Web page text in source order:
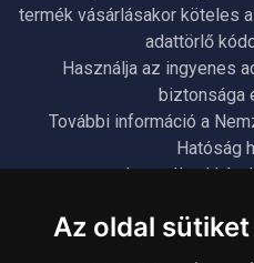
Az oldal
termék vásárlásakor köteles
adattörlő
Használja az ingyenes
biztonsága
További információ a
Hatóság
https://